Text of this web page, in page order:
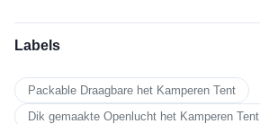
Labels
Packable Draagbare het Kamperen Tent
Dik gemaakte Openlucht het Kamperen Tent